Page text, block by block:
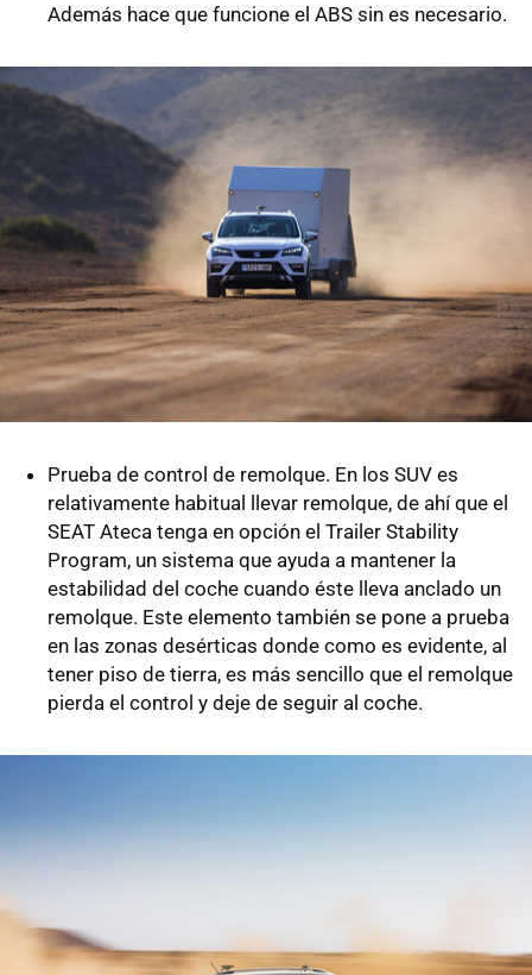
Además hace que funcione el ABS sin es necesario.
Prueba de control de remolque. En los SUV es
relativamente habitual llevar remolque, de ahí que el
SEAT Ateca tenga en opción el Trailer Stability
Program, un sistema que ayuda a mantener la
estabilidad del coche cuando éste lleva anclado un
remolque. Este elemento también se pone a prueba
en las zonas desérticas donde como es evidente, al
tener piso de tierra, es más sencillo que el remolque
pierda el control y deje de seguir al coche.